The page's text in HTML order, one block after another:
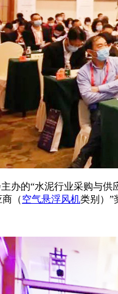
办的“水泥行业采购与
（空气悬浮风机类别）”